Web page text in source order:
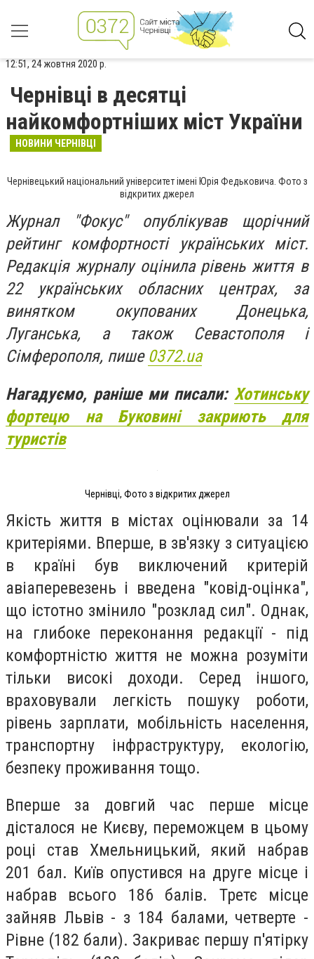
12:51, 24 жовтня 2020 р.
Чернівці в десятці
найкомфортніших міст України
НОВИНИ ЧЕРНІВЦІ
Чернівецький національний університет імені Юрія Федьковича. Фото з
відкритих джерел
Журнал "Фокус" опублікував щорічний
рейтинг комфортності українських міст.
Редакція журналу оцінила рівень життя в
22 українських обласних центрах, за
винятком окупованих Донецька,
Луганська, а також Севастополя і
Сімферополя, пише 0372.ua
Нагадуємо, раніше ми писали: Хотинську
фортецю на Буковині закриють для
туристів
Чернівці, Фото з відкритих джерел
Якість життя в містах оцінювали за 14
критеріями. Вперше, в зв'язку з ситуацією
в країні був виключений критерій
авіаперевезень і введена "ковід-оцінка",
що істотно змінило "розклад сил". Однак,
на глибоке переконання редакції - під
комфортністю життя не можна розуміти
тільки високі доходи. Серед іншого,
враховували легкість пошуку роботи,
рівень зарплати, мобільність населення,
транспортну інфраструктуру, екологію,
безпеку проживання тощо.
Вперше за довгий час перше місце
дісталося не Києву, переможцем в цьому
році став Хмельницький, який набрав
201 бал. Київ опустився на друге місце і
набрав всього 186 балів. Третє місце
зайняв Львів - з 184 балами, четверте -
Рівне (182 бали). Закриває першу п'ятірку